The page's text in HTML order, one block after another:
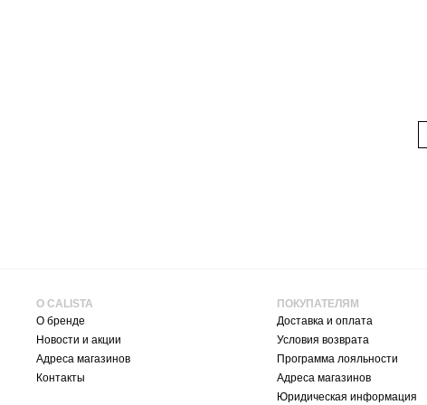
О CALISTA
О бренде
Новости и акции
Адреса магазинов
Контакты
ПОКУПАТЕЛЯМ
Доставка и оплата
Условия возврата
Программа лояльности
Адреса магазинов
Юридическая информация